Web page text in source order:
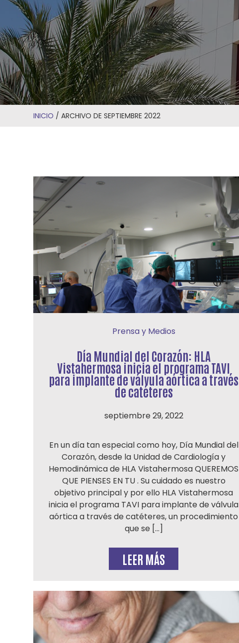
INICIO /ARCHIVO DE SEPTIEMBRE 2022
Prensa y Medios
Día Mundial del Corazón: HLA
Vistahermosa inicia el programa TAVI
para implante de válvula aórtica a través
de catéteres
septiembre 29, 2022
En un día tan especial como hoy, Día Mundial del
Corazón, desde la Unidad de Cardiología y
Hemodinámica de HLA Vistahermosa QUEREMOS
QUE PIENSES EN TU . Su cuidado es nuestro
objetivo principal y por ello HLA Vistahermosa
inicia el programa TAVI para implante de válvula
aórtica a través de catéteres, un procedimiento
que se […]
LEER MÁS